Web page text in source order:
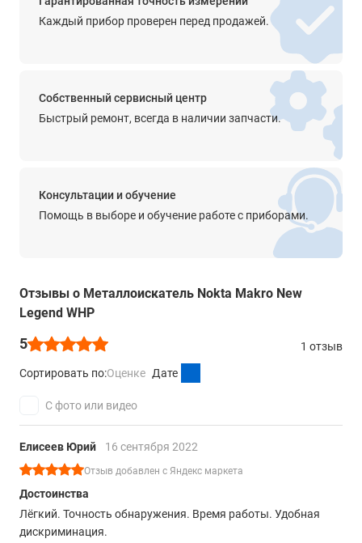
от -10°С до +40°С
Длина
63 - 132 см
Каждый прибор проверен перед продажей.
Собственный сервисный центр
Быстрый ремонт, всегда в наличии запчасти.
Консультации и обучение
Помощь в выборе и обучение работе с приборами.
Отзывы о Металлоискатель Nokta Makro New
Legend WHP
5 1 отзыв
Сортировать по:Оценке Дате
С фото или видео
Елисеев Юрий 16 сентября 2022
Отзыв добавлен с Яндекс маркета
Достоинства
Лёгкий. Точность обнаружения. Время работы. Удобная
дискриминация.